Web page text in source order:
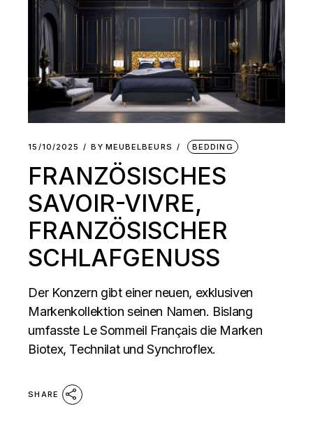
15/10/2025 BY MEUBELBEURS BEDDING
FRANZÖSISCHES
SAVOIR-VIVRE,
FRANZÖSISCHER
SCHLAFGENUSS
Der Konzern gibt einer neuen, exklusiven
Markenkollektion seinen Namen. Bislang
umfasste Le Sommeil Français die Marken
Biotex, Technilat und Synchroflex.
SHARE